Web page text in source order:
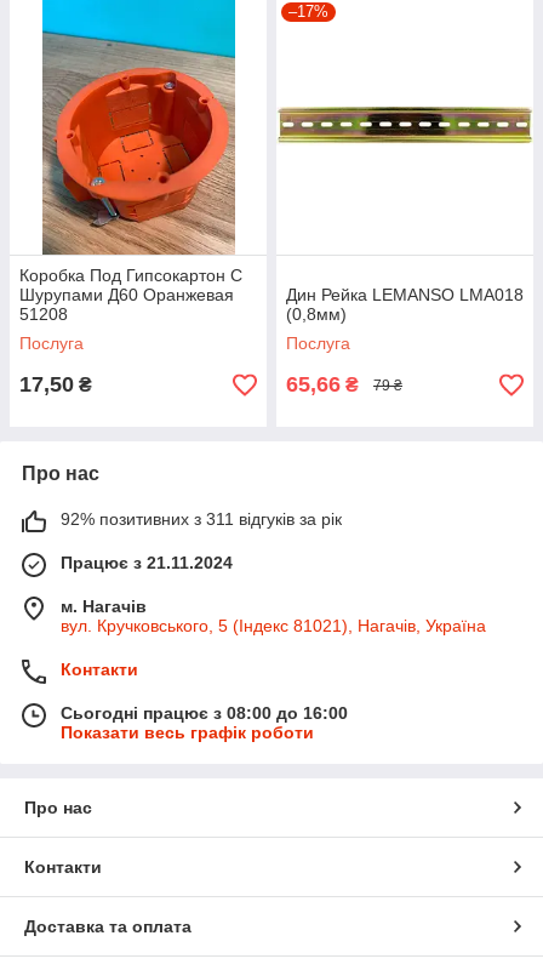
Коробка Под Гипсокартон С
Шурупами Д60 Оранжевая
51208
Послуга
17,50 ₴
–17%
Дин Рейка LEMANSO LMA018
(0,8мм)
Послуга
65,66 ₴ 79 ₴
Про нас
92% позитивних з 311 відгуків за рік
Працює з 21.11.2024
м. Нагачів
вул. Кручковського, 5 (Індекс 81021), Нагачів, Україна
Контакти
Сьогодні працює з 08:00 до 16:00
Показати весь графік роботи
Про нас
Контакти
Доставка та оплата